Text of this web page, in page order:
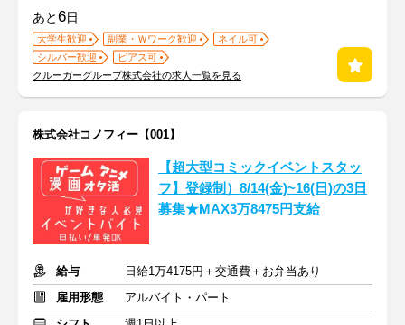
あと6日
大学生歓迎 副業・Ｗワーク歓迎
ネイル可
シルバー歓迎
ピアス可
クルーガーグループ株式会社の求人一覧を見る
株式会社コノフィー【001】
【超大型コミックイベントスタッ
フ】登録制）8/14(金)~16(日)の3日
募集★MAX3万8475円支給
給与
日給1万4175円＋交通費＋お弁当あり
雇用形態
アルバイト・パート